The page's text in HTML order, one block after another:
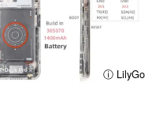
ⓘ LilyGo